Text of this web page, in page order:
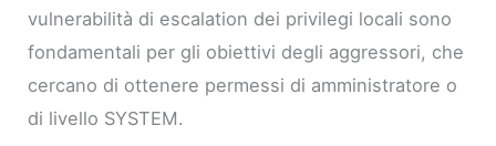
vulnerabilità di escalation dei privilegi locali sono
fondamentali per gli obiettivi degli aggressori, che
cercano di ottenere permessi di amministratore o
di livello SYSTEM.